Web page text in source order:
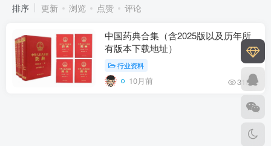
排序 更新 浏览 点赞 评论
中国药典合集（含2025版以及历年所
有版本下载地址）
行业资料
10月前 3188